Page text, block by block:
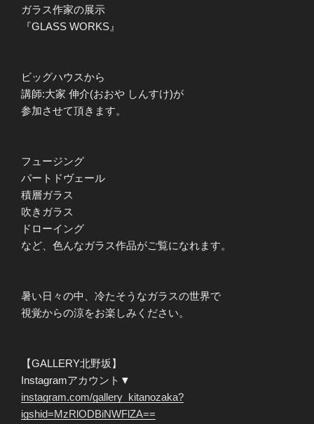
ガラス作家の展示
『GLASS WORKS』
ビッグハウスから
講師:大家 伸介(おおや しんすけ)が
参加させて頂きます。
フュージング
パートドヴェール
積層ガラス
吹きガラス
ドローイング
など、色んなガラス作品がご覧になれます。
暑い日々の中、冷たそうなガラスの世界で
視覚からの涼をお楽しみください。
【GALLERY北野坂】
Instagramアカウント▼
instagram.com/gallery_kitanozaka?
igshid=MzRlODBiNWFlZA==